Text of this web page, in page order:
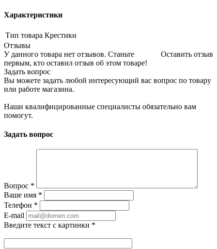
Характеристики
Тип товара Крестики
Отзывы
Оставить отзыв
У данного товара нет отзывов. Станьте
первым, кто оставил отзыв об этом товаре!
Задать вопрос
Вы можете задать любой интересующий вас вопрос по товару
или работе магазина.
Наши квалифицированные специалисты обязательно вам
помогут.
Задать вопрос
Вопрос *
Ваше имя *
Телефон *
E-mail
Введите текст с картинки *